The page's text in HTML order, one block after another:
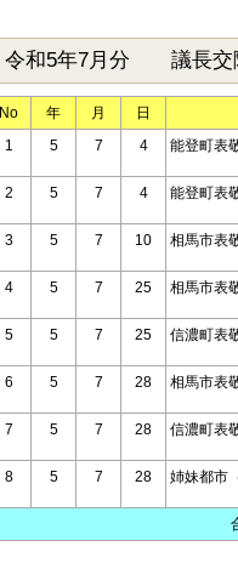
令和5年7月分 議長交
No 年 月
日
1
5 7 4 能登町表
2 5 7 4 能登町表
3 5 7 10 相馬市表
4 5 7 25 相馬市表
5 5 7 25 信濃町表
6 5 7 28 相馬市表
7 5 7 28 信濃町表
8 5 7 28 姉妹都市